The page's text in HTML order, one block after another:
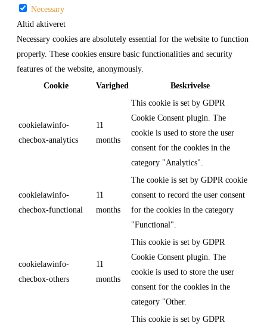
Necessary
Altid aktiveret
Necessary cookies are absolutely essential for the website to function
properly. These cookies ensure basic functionalities and security
features of the website, anonymously.
Cookie
Varighed Beskrivelse
cookielawinfo-
checbox-analytics
11
months
This cookie is set by GDPR
Cookie Consent plugin. The
cookie is used to store the user
consent for the cookies in the
category "Analytics".
cookielawinfo-
checbox-functional
11
months
The cookie is set by GDPR cookie
consent to record the user consent
for the cookies in the category
"Functional".
cookielawinfo-
checbox-others
11
months
This cookie is set by GDPR
Cookie Consent plugin. The
cookie is used to store the user
consent for the cookies in the
category "Other.
This cookie is set by GDPR